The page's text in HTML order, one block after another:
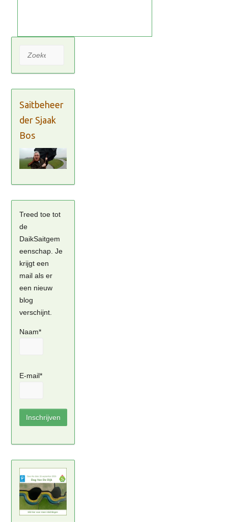
Zoeken
Saitbeheer
der Sjaak
Bos
Treed toe tot
de
DaikSaitgem
eenschap. Je
krijgt een
mail als er
een nieuw
blog
verschijnt.
Naam*
E-mail*